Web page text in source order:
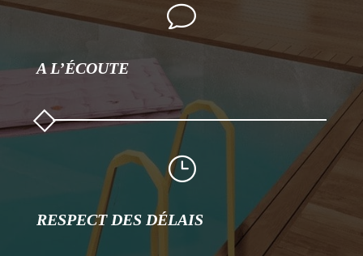
v
A L’ÉCOUTE
}
RESPECT DES DÉLAIS